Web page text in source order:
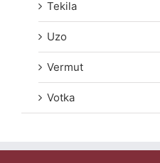
Tekila
Uzo
Vermut
Votka